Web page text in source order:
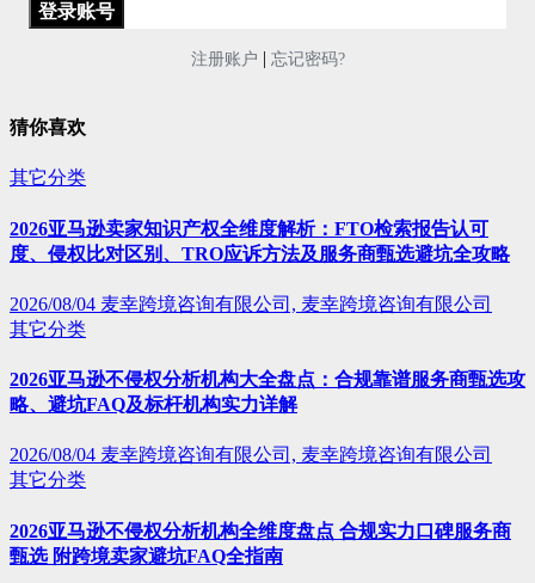
注册账户 | 忘记密码?
猜你喜欢
其它分类
2026亚马逊卖家知识产权全维度解析：FTO检索报告认可
度、侵权比对区别、TRO应诉方法及服务商甄选避坑全攻略
2026/08/04 麦幸跨境咨询有限公司, 麦幸跨境咨询有限公司
其它分类
2026亚马逊不侵权分析机构大全盘点：合规靠谱服务商甄选攻
略、避坑FAQ及标杆机构实力详解
2026/08/04 麦幸跨境咨询有限公司, 麦幸跨境咨询有限公司
其它分类
2026亚马逊不侵权分析机构全维度盘点 合规实力口碑服务商
甄选 附跨境卖家避坑FAQ全指南